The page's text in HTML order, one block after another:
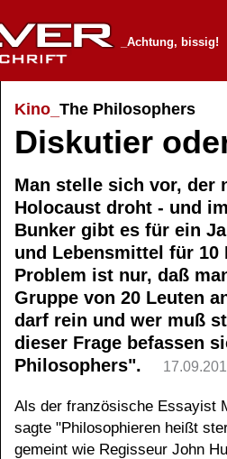
_Achtung, bissig!
Kino_ The Philosophers
Diskutier
Man stelle sich vor, der
Holocaust droht - und
Bunker gibt es für ein
und Lebensmittel für 10
Problem ist nur, daß
Gruppe von 20 Leuten
darf rein und wer muß
dieser Frage befassen
Philosophers".
Als der französische Essayist
sagte "Philosophieren heißt
gemeint wie Regisseur John